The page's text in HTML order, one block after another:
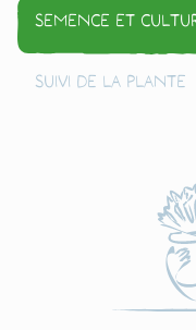
Semence et
Suivi de la plante